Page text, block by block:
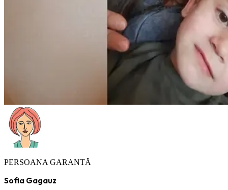
PERSOANA GARANTĂ
Sofia Gagauz